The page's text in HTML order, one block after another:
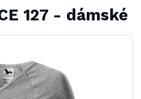
127 - dámské